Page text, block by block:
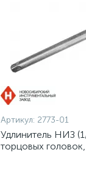
Артикул: 2773-01
Удлинитель НИЗ
торцовых